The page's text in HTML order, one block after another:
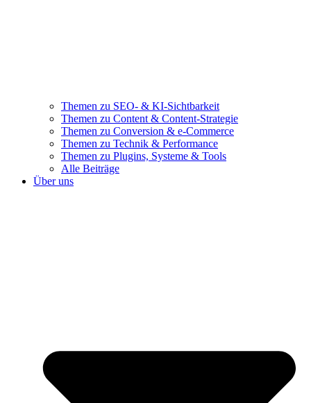
Themen zu SEO- & KI-Sichtbarkeit
Themen zu Content & Content-Strategie
Themen zu Conversion & e-Commerce
Themen zu Technik & Performance
Themen zu Plugins, Systeme & Tools
Alle Beiträge
Über uns